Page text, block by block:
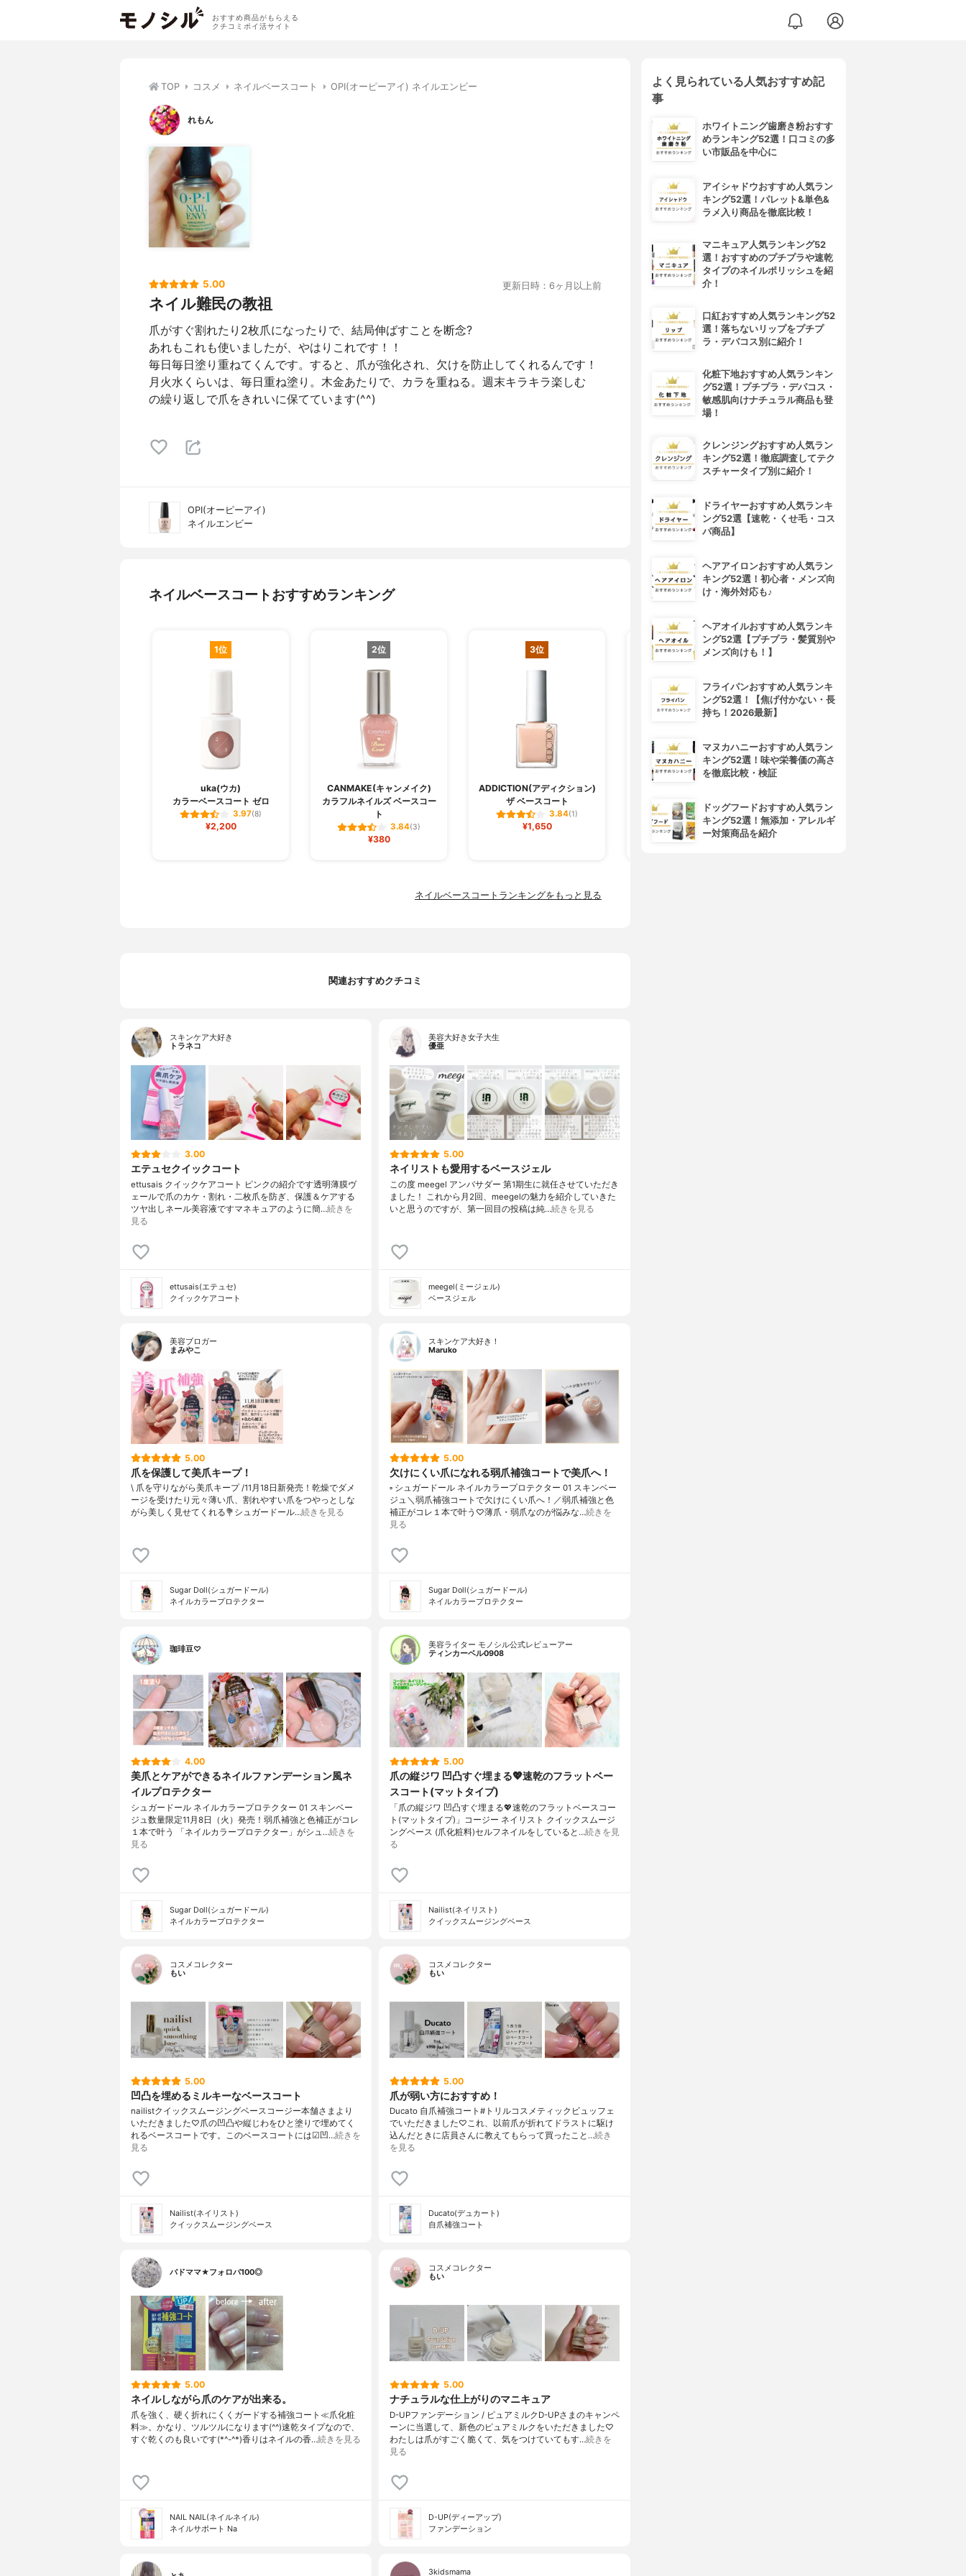
おすすめ商品がもらえる
クチコミポイ活サイト
TOP コスメ ネイルベースコート OPI(オーピーアイ) ネイルエンビー
れもん
5.00 更新日時：6ヶ月以上前
ネイル難民の教祖
爪がすぐ割れたり2枚爪になったりで、結局伸ばすことを断念?
あれもこれも使いましたが、やはりこれです！！
毎日毎日塗り重ねてくんです。すると、爪が強化され、欠けを防止してくれるんです！
月火水くらいは、毎日重ね塗り。木金あたりで、カラを重ねる。週末キラキラ楽しむ
の繰り返しで爪をきれいに保てています(^^)
OPI(オーピーアイ)
ネイルエンビー
ネイルベースコートおすすめランキング
1位
uka(ウカ)
カラーベースコート ゼロ
3.97(8)
¥2,200
2位
CANMAKE(キャンメイク)
カラフルネイルズ ベースコー
ト
3.84(3)
¥380
3位
ADDICTION(アディクション)
ザ ベースコート
3.84(1)
¥1,650
4位
ネイルケアプロテクター
3.83 (6)
¥660
ネイルエンビー
ネイルベースコートランキングをもっと見る
関連おすすめクチコミ
スキンケア大好き
トラネコ
3.00
エテュセクイックコート
ettusais クイックケアコート ピンクの紹介です透明薄膜ヴ
ェールで爪のカケ・割れ・二枚爪を防ぎ、保護＆ケアする
ツヤ出しネール美容液ですマネキュアのように簡…続きを
見る
ettusais(エテュセ)
クイックケアコート
美容大好き女子大生
優亜
5.00
ネイリストも愛用するベースジェル
この度 meegel アンバサダー 第1期生に就任させていただき
ました！ これから月2回、meegelの魅力を紹介していきた
いと思うのですが、第一回目の投稿は純…続きを見る
meegel(ミージェル)
ベースジェル
美容ブロガー
まみやこ
5.00
爪を保護して美爪キープ！
\ 爪を守りながら美爪キープ /⁡11月18日新発売！⁡乾燥でダメ
ージを受けたり元々薄い爪、割れやすい爪をつやっとしな
がら美しく見せてくれる⁡⁡💐シュガードール…続きを見る
Sugar Doll(シュガードール)
ネイルカラープロテクター
スキンケア大好き！
Maruko
5.00
欠けにくい爪になれる弱爪補強コートで美爪へ！
▫️ シュガードール ネイルカラープロテクター 01 スキンベー
ジュ＼弱爪補強コートで欠けにくい爪へ！／弱爪補強と色
補正がコレ１本で叶う♡薄爪・弱爪なのが悩みな…続きを
見る
Sugar Doll(シュガードール)
ネイルカラープロテクター
珈琲豆♡
4.00
美爪とケアができるネイルファンデーション風ネ
イルプロテクター
シュガードール ネイルカラープロテクター 01 スキンベー
ジュ数量限定11月8日（火）発売！弱爪補強と色補正がコレ
１本で叶う 「ネイルカラープロテクター」がシュ…続きを
見る
Sugar Doll(シュガードール)
ネイルカラープロテクター
美容ライター モノシル公式レビューアー
ティンカーベル0908
5.00
爪の縦ジワ 凹凸すぐ埋まる💖速乾のフラットベー
スコート(マットタイプ)
「爪の縦ジワ 凹凸すぐ埋まる💖速乾のフラットベースコー
ト(マットタイプ)」コージー ネイリスト クイックスムージ
ングベース (爪化粧料)セルフネイルをしていると…続きを見
る
Nailist(ネイリスト)
クイックスムージングベース
コスメコレクター
もい
5.00
凹凸を埋めるミルキーなベースコート
nailistクイックスムージングベースコージー本舗さまより
いただきました♡爪の凹凸や縦じわをひと塗りで埋めてく
れるベースコートです。このベースコートには☑︎凹…続きを
見る
Nailist(ネイリスト)
クイックスムージングベース
コスメコレクター
もい
5.00
爪が弱い方におすすめ！
Ducato 自爪補強コート#トリルコスメティックビュッフェ
でいただきました♡これ、以前爪が折れてドラストに駆け
込んだときに店員さんに教えてもらって買ったこと…続き
を見る
Ducato(デュカート)
自爪補強コート
バドママ★フォロバ100◎
5.00
ネイルしながら爪のケアが出来る。
爪を強く、硬く折れにくくガードする補強コート≪爪化粧
料≫。かなり、ツルツルになります(^^)速乾タイプなので、
すぐ乾くのも良いです(*^-^*)香りはネイルの香…続きを見る
NAIL NAIL(ネイルネイル)
ネイルサポート Na
コスメコレクター
もい
5.00
ナチュラルな仕上がりのマニキュア
D-UPファンデーション / ピュアミルクD-UPさまのキャンペ
ーンに当選して、新色のピュアミルクをいただきました♡
わたしは爪がすごく脆くて、気をつけていてもす…続きを
見る
D-UP(ディーアップ)
ファンデーション
3kidsmama
よく見られている人気おすすめ記
事
ホワイトニング歯磨き粉おすす
めランキング52選！口コミの多
い市販品を中心に
アイシャドウおすすめ人気ラン
キング52選！パレット&単色&
ラメ入り商品を徹底比較！
マニキュア人気ランキング52
選！おすすめのプチプラや速乾
タイプのネイルポリッシュを紹
介！
口紅おすすめ人気ランキング52
選！落ちないリップをプチプ
ラ・デパコス別に紹介！
化粧下地おすすめ人気ランキン
グ52選！プチプラ・デパコス・
敏感肌向けナチュラル商品も登
場！
クレンジングおすすめ人気ラン
キング52選！徹底調査してテク
スチャータイプ別に紹介！
ドライヤーおすすめ人気ランキ
ング52選【速乾・くせ毛・コス
パ商品】
ヘアアイロンおすすめ人気ラン
キング52選！初心者・メンズ向
け・海外対応も♪
ヘアオイルおすすめ人気ランキ
ング52選【プチプラ・髪質別や
メンズ向けも！】
フライパンおすすめ人気ランキ
ング52選！【焦げ付かない・長
持ち！2026最新】
マヌカハニーおすすめ人気ラン
キング52選！味や栄養価の高さ
を徹底比較・検証
ドッグフードおすすめ人気ラン
キング52選！無添加・アレルギ
ー対策商品を紹介